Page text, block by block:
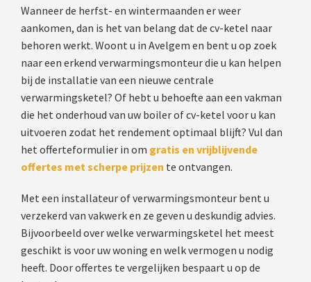
Wanneer de herfst- en wintermaanden er weer
aankomen, dan is het van belang dat de cv-ketel naar
behoren werkt. Woont u in Avelgem en bent u op zoek
naar een erkend verwarmingsmonteur die u kan helpen
bij de installatie van een nieuwe centrale
verwarmingsketel? Of hebt u behoefte aan een vakman
die het onderhoud van uw boiler of cv-ketel voor u kan
uitvoeren zodat het rendement optimaal blijft? Vul dan
het offerteformulier in om gratis en vrijblijvende
offertes met scherpe prijzen te ontvangen.
Met een installateur of verwarmingsmonteur bent u
verzekerd van vakwerk en ze geven u deskundig advies.
Bijvoorbeeld over welke verwarmingsketel het meest
geschikt is voor uw woning en welk vermogen u nodig
heeft. Door offertes te vergelijken bespaart u op de